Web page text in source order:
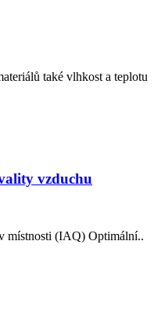
také vlhkost a teplotu
vzduchu
místnosti (IAQ) Optimální..